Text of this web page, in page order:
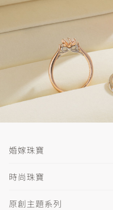
婚嫁珠寶
時尚珠寶
原創主題系列